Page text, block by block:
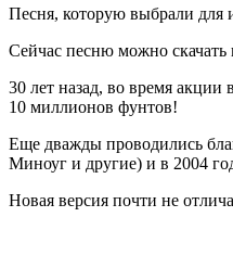
Песня, которую выбрали для
Сейчас песню можно скачать
30 лет назад, во время
10 миллионов фунтов!
Еще дважды проводились
Миноуг и другие) и в 2004
Новая версия почти не